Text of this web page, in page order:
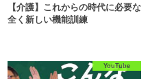
【介護】これからの時代に必要な
全く新しい機能訓練
YouTube